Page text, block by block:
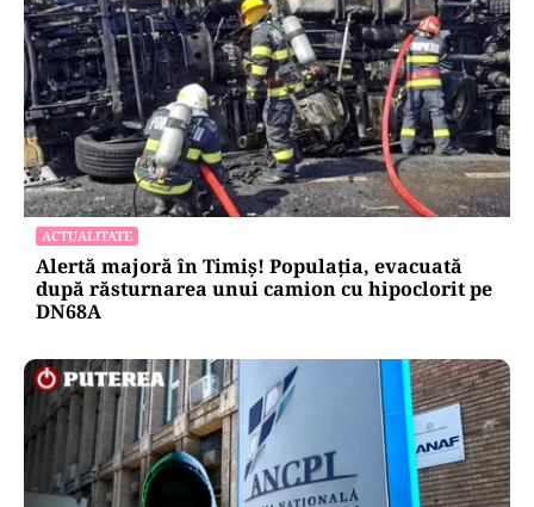
ACTUALITATE
Alertă majoră în Timiș! Populația, evacuată
după răsturnarea unui camion cu hipoclorit pe
DN68A